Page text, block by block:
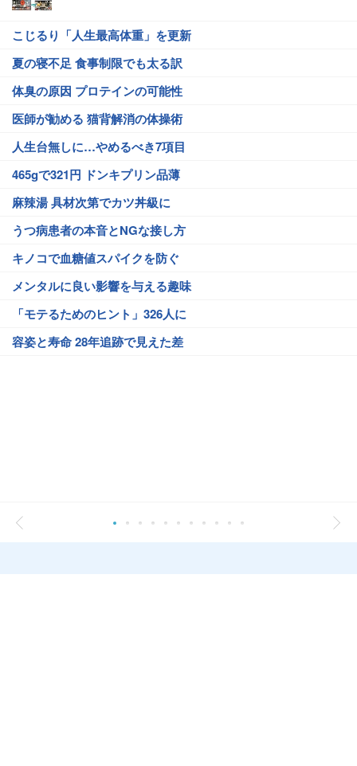
こじるり「人生最高体重」を更新
夏の寝不足 食事制限でも太る訳
体臭の原因 プロテインの可能性
医師が勧める 猫背解消の体操術
人生台無しに…やめるべき7項目
465gで321円 ドンキプリン品薄
麻辣湯 具材次第でカツ丼級に
うつ病患者の本音とNGな接し方
キノコで血糖値スパイクを防ぐ
メンタルに良い影響を与える趣味
「モテるためのヒント」326人に
容姿と寿命 28年追跡で見えた差